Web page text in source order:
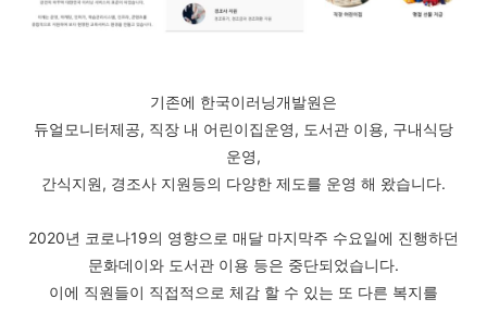
기존에 한국이러닝개발원은
듀얼모니터제공, 직장 내 어린이집운영, 도서관 이용, 구내식당
운영,
간식지원, 경조사 지원등의 다양한 제도를 운영 해 왔습니다.
2020년 코로나19의 영향으로 매달 마지막주 수요일에 진행하던
문화데이와 도서관 이용 등은 중단되었습니다.
이에 직원들이 직접적으로 체감 할 수 있는 또 다른 복지를